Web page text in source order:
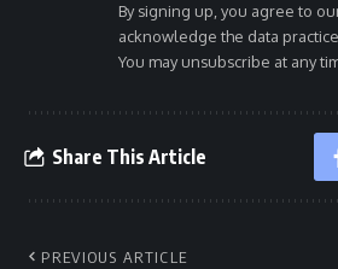
By signing up, you agree to
acknowledge the data
You may unsubscribe at any
Share This Article
PREVIOUS ARTICLE